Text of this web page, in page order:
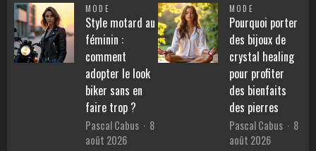
MODE
Style motard au
féminin :
comment
adopter le look
biker sans en
faire trop ?
Pascal Cabus
8
août 2026
MODE
Pourquoi porter
des bijoux de
crystal healing
pour profiter
des bienfaits
des pierres
Pascal Cabus
8
août 2026